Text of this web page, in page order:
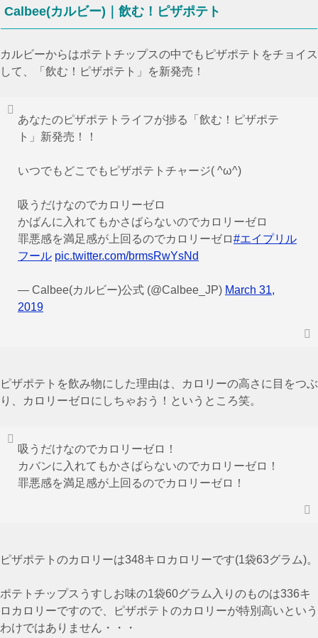
Calbee(カルビー)｜飲む！ピザポテト
カルビーからはポテトチップスの中でもピザポテトをチョイス
して、「飲む！ピザポテト」を新発売！
あなたのピザポテトライフが捗る「飲む！ピザポテ
ト」新発売！！
いつでもどこでもピザポテトチャージ( ^ω^)
吸うだけなのでカロリーゼロ
かばんに入れてもかさばらないのでカロリーゼロ
罪悪感を満足感が上回るのでカロリーゼロ#エイプリル
フール pic.twitter.com/brmsRwYsNd
— Calbee(カルビー)公式 (@Calbee_JP) March 31,
2019
ピザポテトを飲み物にした理由は、カロリーの高さに目をつぶ
り、カロリーゼロにしちゃおう！というところ笑。
吸うだけなのでカロリーゼロ！
カバンに入れてもかさばらないのでカロリーゼロ！
罪悪感を満足感が上回るのでカロリーゼロ！
ピザポテトのカロリーは348キロカロリーです(1袋63グラム)。
ポテトチップスうすしお味の1袋60グラム入りのものは336キ
ロカロリーですので、ピザポテトのカロリーが特別高いという
わけではありません・・・